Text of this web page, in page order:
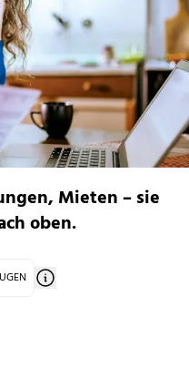
Mieten – sie
oben.